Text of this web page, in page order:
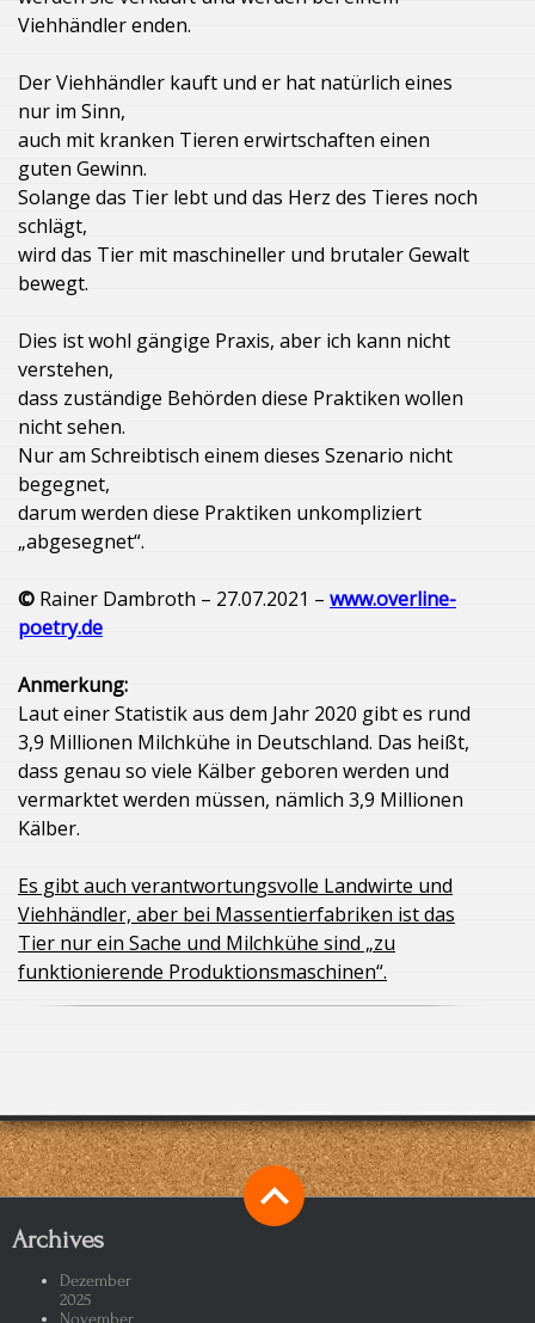
Viehhändler enden.
Der Viehhändler kauft und er hat natürlich eines
nur im Sinn,
auch mit kranken Tieren erwirtschaften einen
guten Gewinn.
Solange das Tier lebt und das Herz des Tieres noch
schlägt,
wird das Tier mit maschineller und brutaler Gewalt
bewegt.
Dies ist wohl gängige Praxis, aber ich kann nicht
verstehen,
dass zuständige Behörden diese Praktiken wollen
nicht sehen.
Nur am Schreibtisch einem dieses Szenario nicht
begegnet,
darum werden diese Praktiken unkompliziert
„abgesegnet“.
© Rainer Dambroth – 27.07.2021 – www.overline-
poetry.de
Anmerkung:
Laut einer Statistik aus dem Jahr 2020 gibt es rund
3,9 Millionen Milchkühe in Deutschland. Das heißt,
dass genau so viele Kälber geboren werden und
vermarktet werden müssen, nämlich 3,9 Millionen
Kälber.
Es gibt auch verantwortungsvolle Landwirte und
Viehhändler, aber bei Massentierfabriken ist das
Tier nur ein Sache und Milchkühe sind „zu
funktionierende Produktionsmaschinen“.
Archives
Dezember
2025
November